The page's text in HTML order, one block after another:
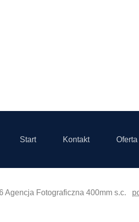
Start Kontakt Oferta
Agencja Fotograficzna 400mm s.c.